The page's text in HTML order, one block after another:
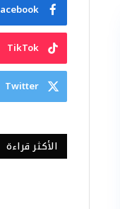
TikTok
Twitter
الأكثر قراءة